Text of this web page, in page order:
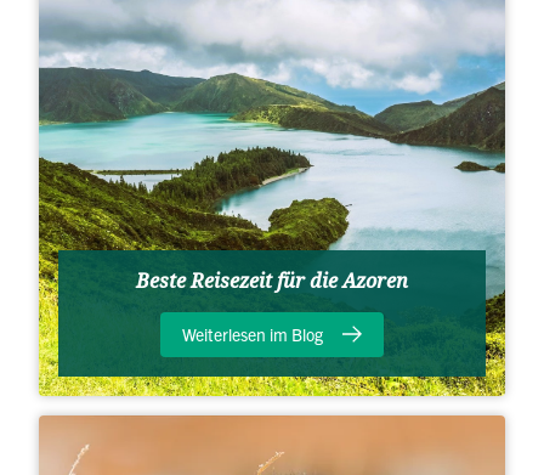
Beste Reisezeit für die Azoren
Weiterlesen im Blog